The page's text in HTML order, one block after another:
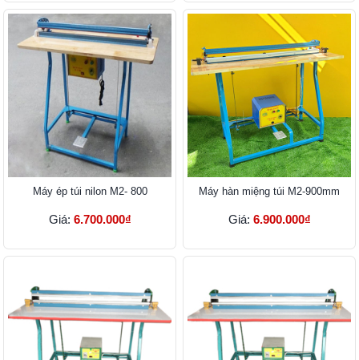
Máy ép túi nilon M2- 800
Giá: 6.700.000₫
Máy hàn miệng túi M2-900mm
Giá: 6.900.000₫